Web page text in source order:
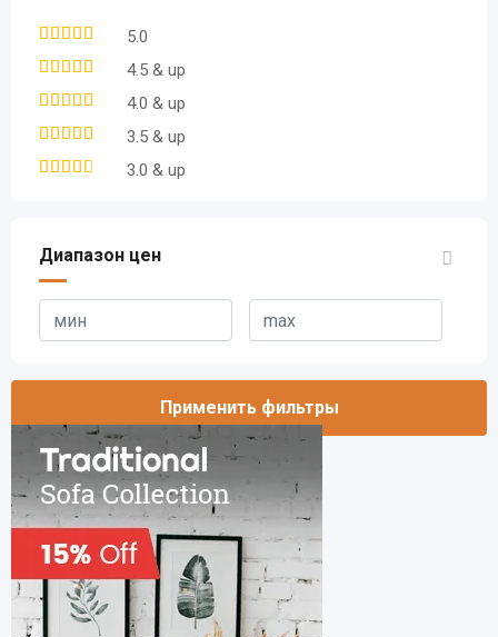
5.0
4.5 & up
4.0 & up
3.5 & up
3.0 & up
Диапазон цен
Применить фильтры